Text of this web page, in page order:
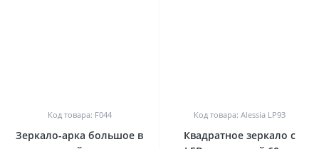
Код товара: F044
Зеркало-арка большое в
Код товара: Alessia LP93
Квадратное зеркало с